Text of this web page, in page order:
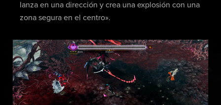
lanza en una dirección y crea una explosión con una
zona segura en el centro».